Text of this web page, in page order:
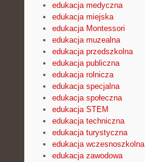
edukacja medyczna
edukacja miejska
edukacja Montessori
edukacja muzealna
edukacja przedszkolna
edukacja publiczna
edukacja rolnicza
edukacja specjalna
edukacja społeczna
edukacja STEM
edukacja techniczna
edukacja turystyczna
edukacja wczesnoszkolna
edukacja zawodowa